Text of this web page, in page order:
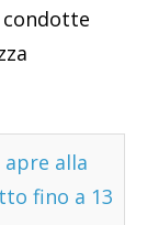
condotte
apre alla
fino a 13